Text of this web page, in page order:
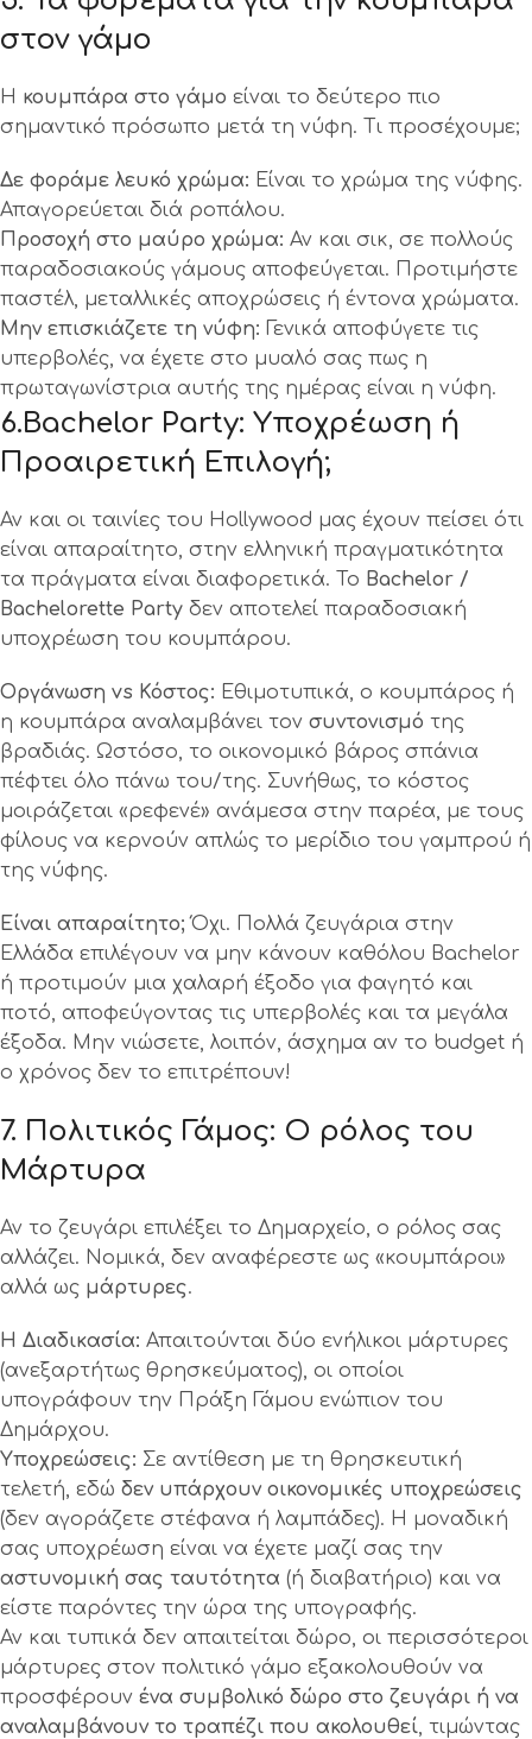
στον γάμο
Η κουμπάρα στο γάμο είναι το δεύτερο πιο
σημαντικό πρόσωπο μετά τη νύφη. Τι προσέχουμε;
Δε φοράμε λευκό χρώμα: Είναι το χρώμα της νύφης.
Απαγορεύεται διά ροπάλου.
Προσοχή στο μαύρο χρώμα: Αν και σικ, σε πολλούς
παραδοσιακούς γάμους αποφεύγεται. Προτιμήστε
παστέλ, μεταλλικές αποχρώσεις ή έντονα χρώματα.
Μην επισκιάζετε τη νύφη: Γενικά αποφύγετε τις
υπερβολές, να έχετε στο μυαλό σας πως η
πρωταγωνίστρια αυτής της ημέρας είναι η νύφη.
6.Bachelor Party: Υποχρέωση ή
Προαιρετική Επιλογή;
Αν και οι ταινίες του Hollywood μας έχουν πείσει ότι
είναι απαραίτητο, στην ελληνική πραγματικότητα
τα πράγματα είναι διαφορετικά. Το Bachelor /
Bachelorette Party δεν αποτελεί παραδοσιακή
υποχρέωση του κουμπάρου.
Οργάνωση vs Κόστος: Εθιμοτυπικά, ο κουμπάρος ή
η κουμπάρα αναλαμβάνει τον συντονισμό της
βραδιάς. Ωστόσο, το οικονομικό βάρος σπάνια
πέφτει όλο πάνω του/της. Συνήθως, το κόστος
μοιράζεται «ρεφενέ» ανάμεσα στην παρέα, με τους
φίλους να κερνούν απλώς το μερίδιο του γαμπρού ή
της νύφης.
Είναι απαραίτητο; Όχι. Πολλά ζευγάρια στην
Ελλάδα επιλέγουν να μην κάνουν καθόλου Bachelor
ή προτιμούν μια χαλαρή έξοδο για φαγητό και
ποτό, αποφεύγοντας τις υπερβολές και τα μεγάλα
έξοδα. Μην νιώσετε, λοιπόν, άσχημα αν το budget ή
ο χρόνος δεν το επιτρέπουν!
7. Πολιτικός Γάμος: Ο ρόλος του
Μάρτυρα
Αν το ζευγάρι επιλέξει το Δημαρχείο, ο ρόλος σας
αλλάζει. Νομικά, δεν αναφέρεστε ως «κουμπάροι»
αλλά ως μάρτυρες.
Η Διαδικασία: Απαιτούνται δύο ενήλικοι μάρτυρες
(ανεξαρτήτως θρησκεύματος), οι οποίοι
υπογράφουν την Πράξη Γάμου ενώπιον του
Δημάρχου.
Υποχρεώσεις: Σε αντίθεση με τη θρησκευτική
τελετή, εδώ δεν υπάρχουν οικονομικές υποχρεώσεις
(δεν αγοράζετε στέφανα ή λαμπάδες). Η μοναδική
σας υποχρέωση είναι να έχετε μαζί σας την
αστυνομική σας ταυτότητα (ή διαβατήριο) και να
είστε παρόντες την ώρα της υπογραφής.
Αν και τυπικά δεν απαιτείται δώρο, οι περισσότεροι
μάρτυρες στον πολιτικό γάμο εξακολουθούν να
προσφέρουν ένα συμβολικό δώρο στο ζευγάρι ή να
αναλαμβάνουν το τραπέζι που ακολουθεί, τιμώντας